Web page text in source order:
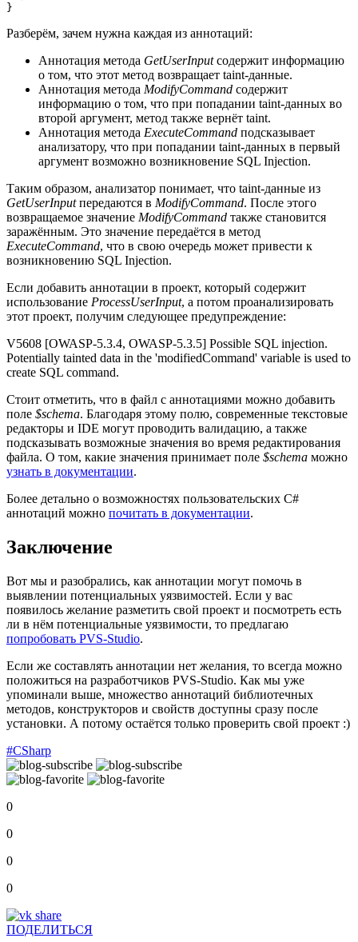
}
Разберём, зачем нужна каждая из аннотаций:
Аннотация метода GetUserInputсодержит информацию
о том, что этот метод возвращает taint-данные.
Аннотация метода ModifyCommand содержит
информацию о том, что при попадании taint-данных во
второй аргумент, метод также вернёт taint.
Аннотация метода ExecuteCommand подсказывает
анализатору, что при попадании taint-данных в первый
аргумент возможно возникновение SQL Injection.
Таким образом, анализатор понимает, что taint-данные из
GetUserInputпередаются в ModifyCommand. После этого
возвращаемое значение ModifyCommand также становится
заражённым. Это значение передаётся в метод
ExecuteCommand, что в свою очередь может привести к
возникновению SQL Injection.
Если добавить аннотации в проект, который содержит
использование ProcessUserInput, а потом проанализировать
этот проект, получим следующее предупреждение:
V5608 [OWASP-5.3.4, OWASP-5.3.5] Possible SQL injection.
Potentially tainted data in the 'modifiedCommand' variable is used to
create SQL command.
Стоит отметить, что в файл с аннотациями можно добавить
поле $schema. Благодаря этому полю, современные текстовые
редакторы и IDE могут проводить валидацию, а также
подсказывать возможные значения во время редактирования
файла. О том, какие значения принимает поле $schema можно
узнать в документации.
Более детально о возможностях пользовательских C#
аннотаций можно почитать в документации.
Заключение
Вот мы и разобрались, как аннотации могут помочь в
выявлении потенциальных уязвимостей. Если у вас
появилось желание разметить свой проект и посмотреть есть
ли в нём потенциальные уязвимости, то предлагаю
попробовать PVS-Studio.
Если же составлять аннотации нет желания, то всегда можно
положиться на разработчиков PVS‑Studio. Как мы уже
упоминали выше, множество аннотаций библиотечных
методов, конструкторов и свойств доступны сразу после
установки. А потому остаётся только проверить свой проект :)
#CSharp
0
0
0
0
ПОДЕЛИТЬСЯ